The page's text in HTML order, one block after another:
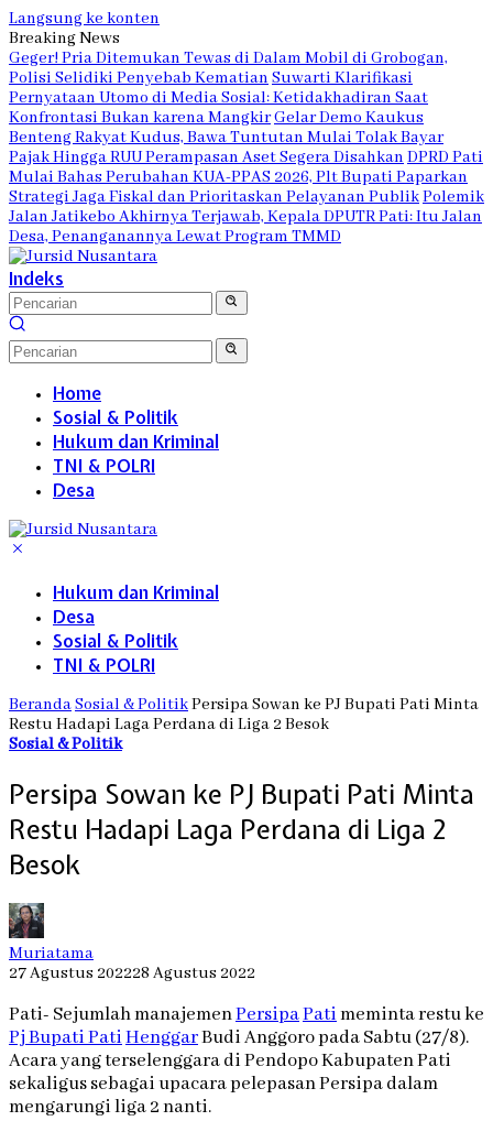
Langsung ke konten
Breaking News
Geger! Pria Ditemukan Tewas di Dalam Mobil di Grobogan,
Polisi Selidiki Penyebab Kematian Suwarti Klarifikasi
Pernyataan Utomo di Media Sosial: Ketidakhadiran Saat
Konfrontasi Bukan karena MangkirGelar Demo Kaukus
Benteng Rakyat Kudus, Bawa Tuntutan Mulai Tolak Bayar
Pajak Hingga RUU Perampasan Aset Segera Disahkan DPRD Pati
Mulai Bahas Perubahan KUA-PPAS 2026, Plt Bupati Paparkan
Strategi Jaga Fiskal dan Prioritaskan Pelayanan PublikPolemik
Jalan Jatikebo Akhirnya Terjawab, Kepala DPUTR Pati: Itu Jalan
Desa, Penanganannya Lewat Program TMMD
Indeks
Home
Sosial & Politik
Hukum dan Kriminal
TNI & POLRI
Desa
Hukum dan Kriminal
Desa
Sosial & Politik
TNI & POLRI
BerandaSosial & PolitikPersipa Sowan ke PJ Bupati Pati Minta
Restu Hadapi Laga Perdana di Liga 2 Besok
Sosial & Politik
Persipa Sowan ke PJ Bupati Pati Minta
Restu Hadapi Laga Perdana di Liga 2
Besok
Muriatama
27 Agustus 202228 Agustus 2022
Pati- Sejumlah manajemenPersipaPatimeminta restu ke
Pj Bupati PatiHenggarBudi Anggoro pada Sabtu (27/8).
Acara yang terselenggara di Pendopo Kabupaten Pati
sekaligus sebagai upacara pelepasan Persipa dalam
mengarungi liga 2 nanti.